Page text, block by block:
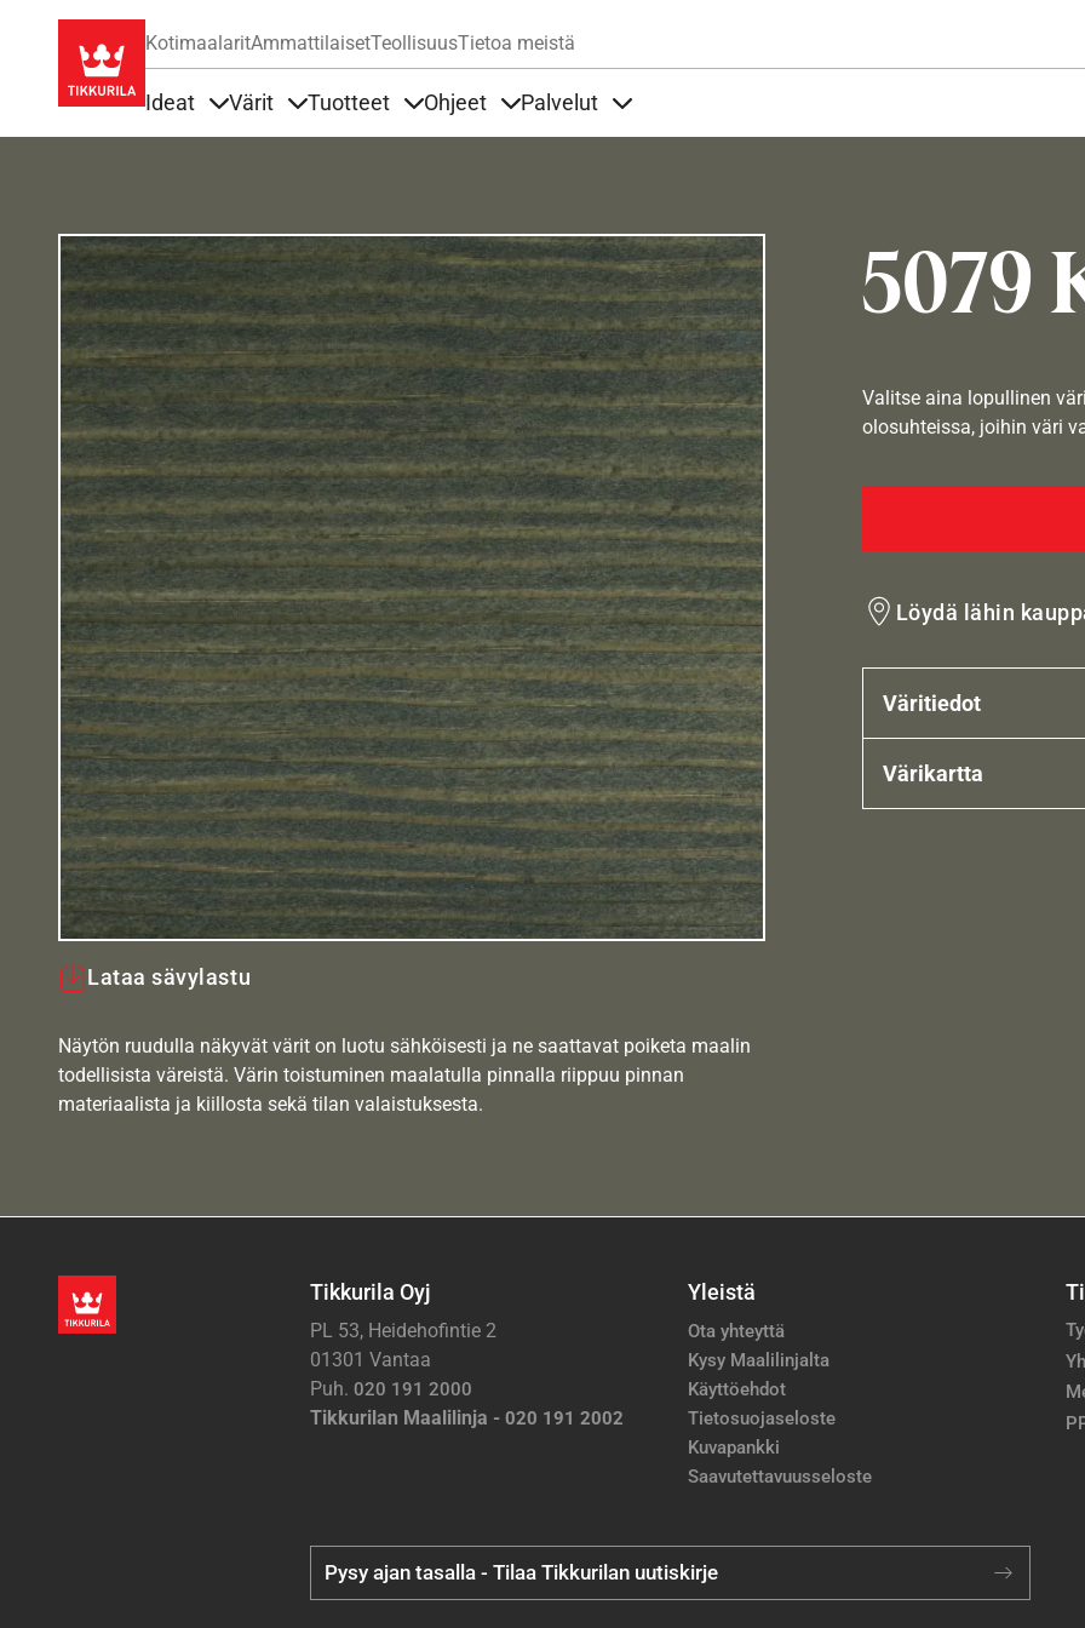
KotimaalaritAmmattilaisetTeollisuusTietoa meistä
Ideat Värit Tuotteet Ohjeet Palvelut
5079
Lataa sävylastu
Näytön ruudulla näkyvät värit on luotu sähköisesti ja ne saattavat poiketa maalin
todellisista väreistä. Värin toistuminen maalatulla pinnalla riippuu pinnan
materiaalista ja kiillosta sekä tilan valaistuksesta.
Valitse aina lopullinen
olosuhteissa, joihin väri
Löydä lähin
Väritiedot
Värikartta
Tikkurila Oyj
PL 53, Heidehofintie 2
01301 Vantaa
Puh. 020 191 2000
Tikkurilan Maalilinja - 020 191 2002
Yleistä
Ota yhteyttä
Kysy Maalilinjalta
Käyttöehdot
Tietosuojaseloste
Kuvapankki
Saavutettavuusseloste
Pysy ajan tasalla - Tilaa Tikkurilan uutiskirje